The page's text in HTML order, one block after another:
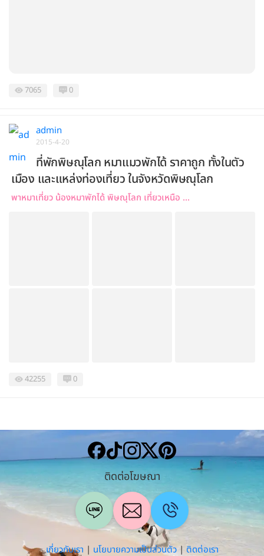
7065 0
admin
2015-4-20
ที่พักพิษณุโลก หมาแมวพักได้ ราคาถูก ทั้งในตัว
เมือง และแหล่งท่องเที่ยว ในจังหวัดพิษณุโลก
พาหมาเที่ยว น้องหมาพักได้ พิษณุโลก เที่ยวเหนือ ...
42255 0
ติดต่อโฆษณา
เกี่ยวกับเรา | นโยบายความเป็นส่วนตัว| ติดต่อเรา